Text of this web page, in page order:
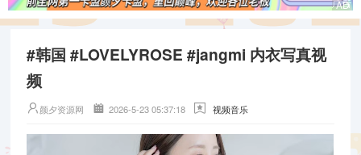
#韩国 #LOVELYROSE #jangmi 内衣写真视
频
颜夕资源网 2026-5-23 05:37:18 视频音乐